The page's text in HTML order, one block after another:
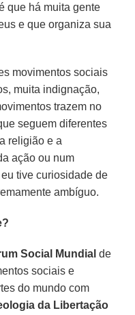
que há muita gente
e que organiza sua
movimentos sociais
muita indignação,
trazem no
seguem diferentes
religião e a
ação ou num
tive curiosidade de
ambíguo.
Social Mundial de
sociais e
do mundo com
da Libertação